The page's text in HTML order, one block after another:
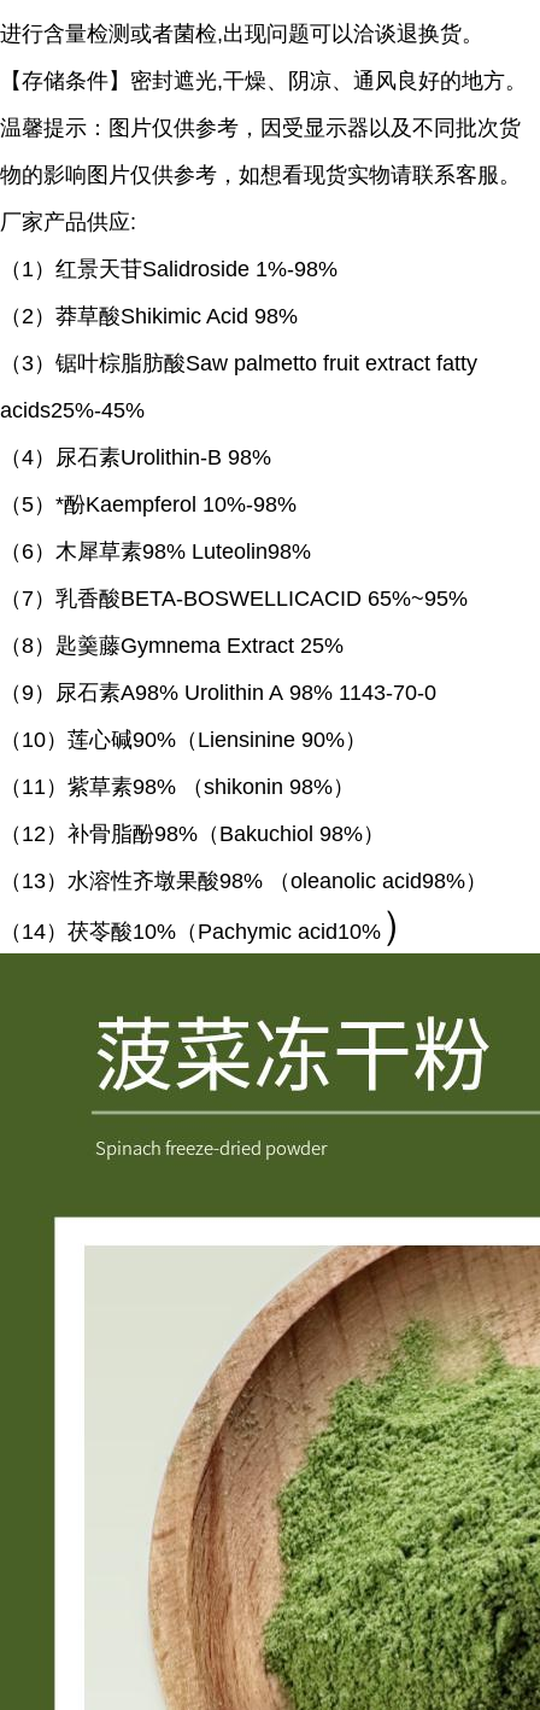
进行含量检测或者菌检,出现问题可以洽谈退换货。
【存储条件】密封遮光,干燥、阴凉、通风良好的地方。
温馨提示：图片仅供参考，因受显示器以及不同批次货
物的影响图片仅供参考，如想看现货实物请联系客服。
厂家产品供应:
（ 1）红景天苷Salidroside 1%-98%
（2）莽草酸Shikimic Acid 98%
（3）锯叶棕脂肪酸Saw palmetto fruit extract fatty
acids25%-45%
（4）尿石素Urolithin-B 98%
（5）*酚Kaempferol 10%-98%
（ 6）木犀草素98% Luteolin98%
（ 7）乳香酸BETA-BOSWELLICACID 65%~95%
（8）匙羹藤Gymnema Extract 25%
（9）尿石素A98% Urolithin A 98% 1143-70-0
（ 10）莲心碱90%（Liensinine 90%）
（ 11）紫草素98% （shikonin 98%）
（ 12）补骨脂酚98%（Bakuchiol 98%）
（ 13）水溶性齐墩果酸98% （oleanolic acid98%）
（ 14）茯苓酸10%（Pachymic acid10% ）